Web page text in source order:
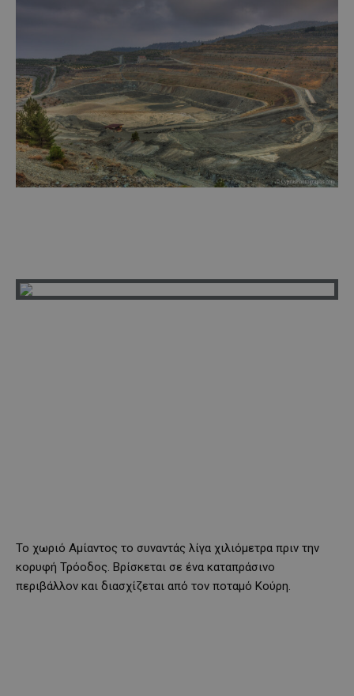
Το χωριό Αμίαντος το συναντάς λίγα χιλιόμετρα πριν την
κορυφή Τρόοδος. Βρίσκεται σε ένα καταπράσινο
περιβάλλον και διασχίζεται από τον ποταμό Κούρη.